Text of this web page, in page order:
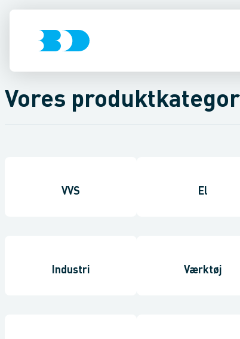
Vores
VVS El
Industri Værktøj